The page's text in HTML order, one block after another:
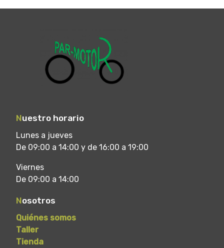
Nuestro horario
Lunes a jueves
De 09:00 a 14:00 y de 16:00 a 19:00
Viernes
De 09:00 a 14:00
Nosotros
Quiénes somos
Taller
Tienda